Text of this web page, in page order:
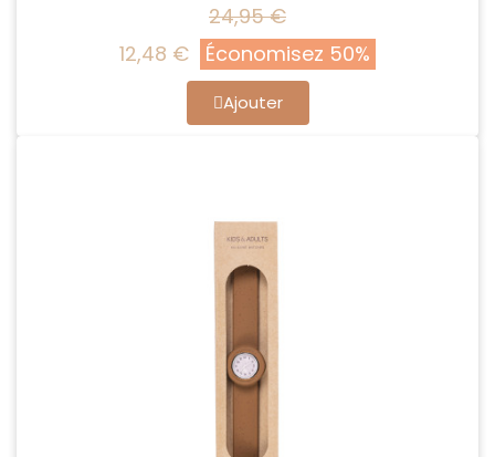
24,95 €
12,48 €
Économisez 50%
Ajouter